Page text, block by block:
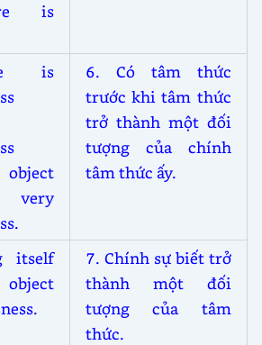
is
is
object
6. Có tâm thức
trước khi tâm thức
trở thành một đối
tượng của chính
tâm thức ấy.
itself
object
7. Chính sự biết trở
thành một đối
tượng của tâm
thức.